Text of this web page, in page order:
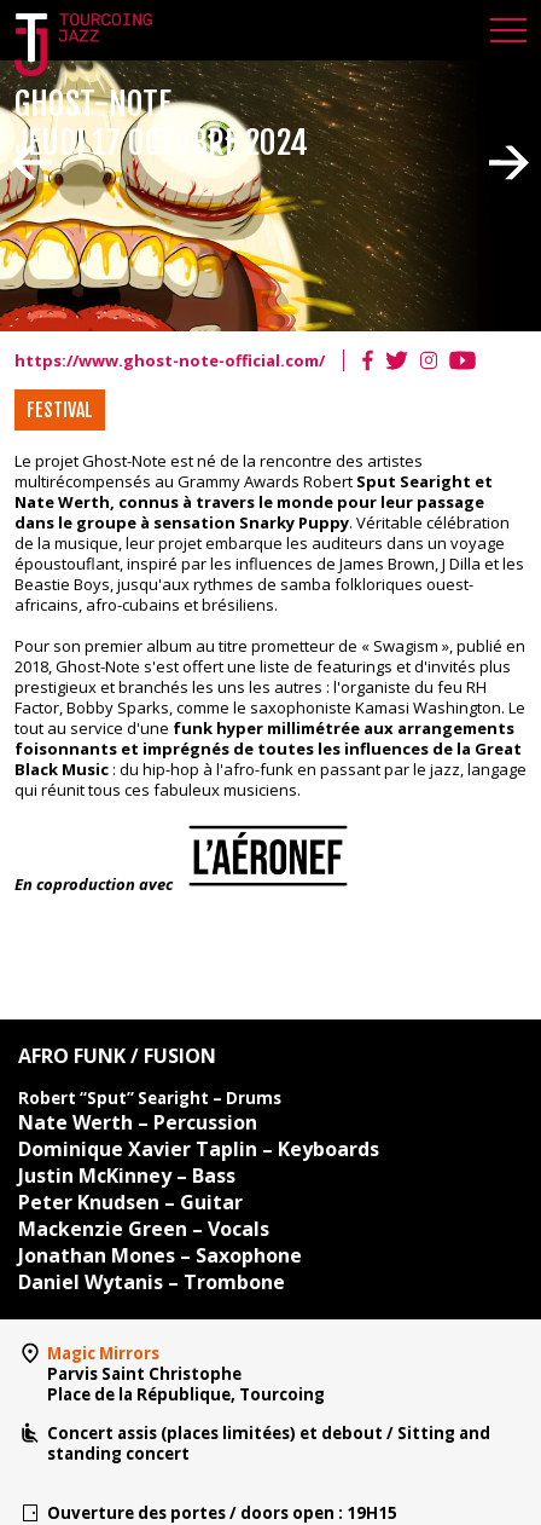
GHOST-NOTE
JEUDI 17 OCTOBRE 2024
https://www.ghost-note-official.com/
FESTIVAL
Le projet Ghost-Note est né de la rencontre des artistes
multirécompensés au Grammy Awards Robert Sput Searight et
Nate Werth, connus à travers le monde pour leur passage
dans le groupe à sensation Snarky Puppy. Véritable célébration
de la musique, leur projet embarque les auditeurs dans un voyage
époustouflant, inspiré par les influences de James Brown, J Dilla et les
Beastie Boys, jusqu'aux rythmes de samba folkloriques ouest-
africains, afro-cubains et brésiliens.
Pour son premier album au titre prometteur de « Swagism », publié en
2018, Ghost-Note s'est offert une liste de featurings et d'invités plus
prestigieux et branchés les uns les autres : l'organiste du feu RH
Factor, Bobby Sparks, comme le saxophoniste Kamasi Washington. Le
tout au service d'une funk hyper millimétrée aux arrangements
foisonnants et imprégnés de toutes les influences de la Great
Black Music : du hip-hop à l'afro-funk en passant par le jazz, langage
qui réunit tous ces fabuleux musiciens.
En coproduction avec
AFRO FUNK / FUSION
Robert “Sput” Searight – Drums
Nate Werth – Percussion
Dominique Xavier Taplin – Keyboards
Justin McKinney – Bass
Peter Knudsen – Guitar
Mackenzie Green – Vocals
Jonathan Mones – Saxophone
Daniel Wytanis – Trombone
Magic Mirrors
Parvis Saint Christophe
Place de la République, Tourcoing
Concert assis (places limitées) et debout / Sitting and
standing concert
Ouverture des portes / doors open : 19H15